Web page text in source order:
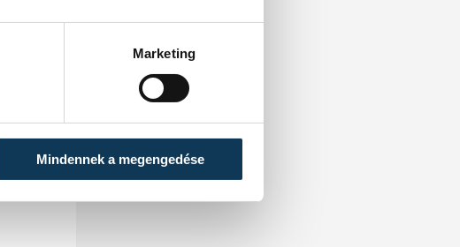
Marketing
Mindennek a megengedése